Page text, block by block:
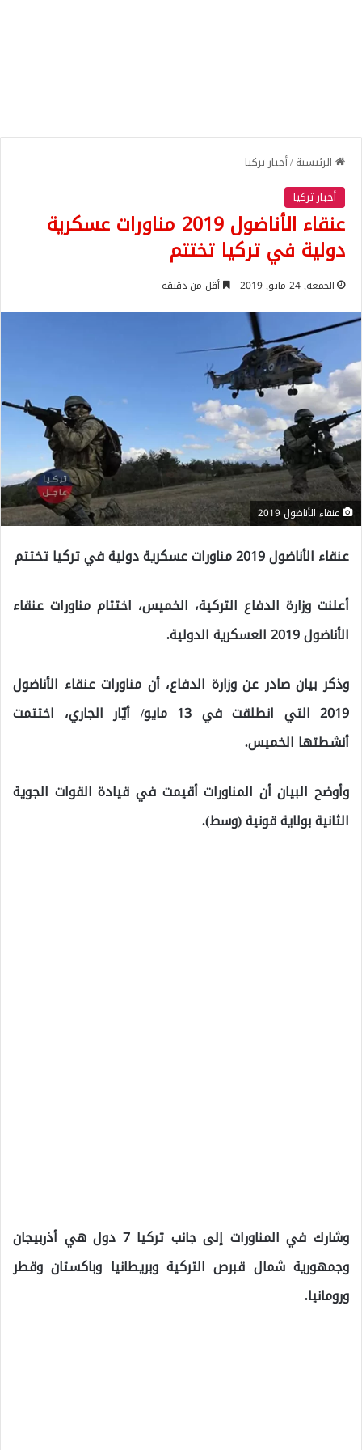
الرئيسية/أخبار تركيا
أخبار تركيا
عنقاء الأناضول 2019 مناورات عسكرية
دولية في تركيا تختتم
الجمعة, 24 مايو, 2019 أقل من دقيقة
عنقاء الأناضول 2019
عنقاء الأناضول 2019 مناورات عسكرية دولية في تركيا تختتم
أعلنت وزارة الدفاع التركية، الخميس، اختتام مناورات عنقاء
الأناضول 2019 العسكرية الدولية.
وذكر بيان صادر عن وزارة الدفاع، أن مناورات عنقاء الأناضول
2019 التي انطلقت في 13 مايو/ أيّار الجاري، اختتمت
أنشطتها الخميس.
وأوضح البيان أن المناورات أقيمت في قيادة القوات الجوية
الثانية بولاية قونية (وسط).
وشارك في المناورات إلى جانب تركيا 7 دول هي أذربيجان
وجمهورية شمال قبرص التركية وبريطانيا وباكستان وقطر
ورومانيا.